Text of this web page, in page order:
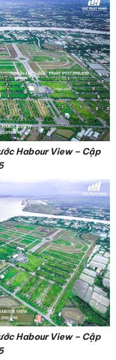
Habour View – Cập
Habour View – Cập